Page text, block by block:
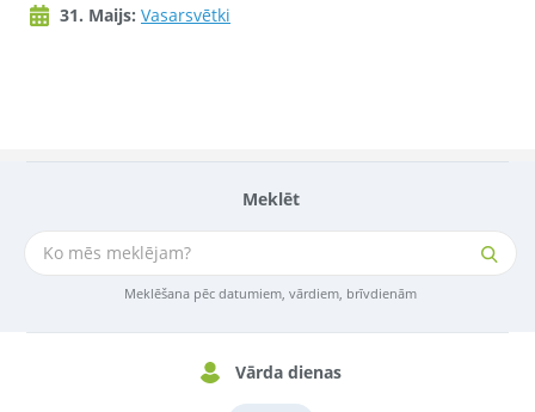
Meklēt
Meklēšana pēc datumiem, vārdiem, brīvdienām
Vārda dienas
31. Maijs: Vasarsvētki